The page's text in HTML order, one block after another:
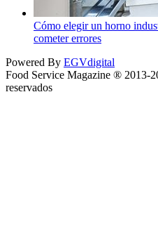
Cómo elegir un horno
cometer errores
Powered By EGVdigital
Food Service Magazine ® 2013-
reservados